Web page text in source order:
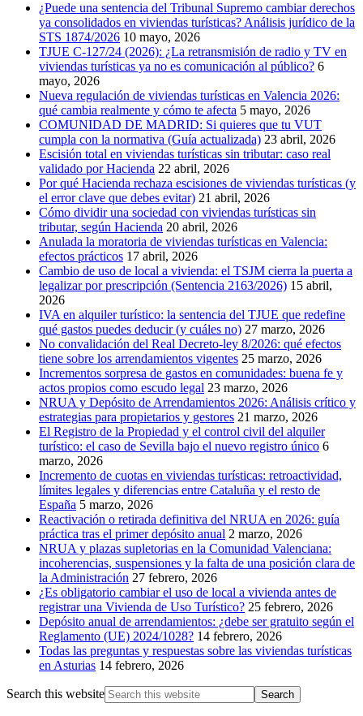
¿Puede una sentencia del Tribunal Supremo cambiar derechos
ya consolidados en viviendas turísticas? Análisis jurídico de la
STS 1874/2026 10 mayo, 2026
TJUE C-127/24 (2026): ¿La retransmisión de radio y TV en
viviendas turísticas ya no es comunicación al público? 6
mayo, 2026
Nueva regulación de viviendas turísticas en Valencia 2026:
qué cambia realmente y cómo te afecta 5 mayo, 2026
COMUNIDAD DE MADRID: Si quieres que tu VUT
cumpla con la normativa (Guía actualizada) 23 abril, 2026
Escisión total en viviendas turísticas sin tributar: caso real
validado por Hacienda 22 abril, 2026
Por qué Hacienda rechaza escisiones de viviendas turísticas (y
el error clave que debes evitar) 21 abril, 2026
Cómo dividir una sociedad con viviendas turísticas sin
tributar, según Hacienda 20 abril, 2026
Anulada la moratoria de viviendas turísticas en Valencia:
efectos prácticos 17 abril, 2026
Cambio de uso de local a vivienda: el TSJM cierra la puerta a
legalizar por prescripción (Sentencia 2163/2026) 15 abril,
2026
IVA en alquiler turístico: la sentencia del TJUE que redefine
qué gastos puedes deducir (y cuáles no) 27 marzo, 2026
No convalidación del Real Decreto-ley 8/2026: qué efectos
tiene sobre los arrendamientos vigentes 25 marzo, 2026
Incrementos sorpresa de gastos en comunidades: buena fe y
actos propios como escudo legal 23 marzo, 2026
NRUA y Depósito de Arrendamientos 2026: Análisis crítico y
estrategias para propietarios y gestores 21 marzo, 2026
El Registro de la Propiedad y el control civil del alquiler
turístico: el caso de Sevilla bajo el nuevo registro único 6
marzo, 2026
Incremento de cuotas en viviendas turísticas: retroactividad,
límites legales y diferencias entre Cataluña y el resto de
España 5 marzo, 2026
Reactivación o retirada definitiva del NRUA en 2026: guía
práctica tras el primer depósito anual 2 marzo, 2026
NRUA y plazas supletorias en la Comunidad Valenciana:
incoherencias, suspensiones y la falta de una posición clara de
la Administración 27 febrero, 2026
¿Es obligatorio cambiar el uso de local a vivienda antes de
registrar una Vivienda de Uso Turístico? 25 febrero, 2026
Depósito anual de arrendamientos: ¿debe ser gratuito según el
Reglamento (UE) 2024/1028? 14 febrero, 2026
Todas las preguntas y respuestas sobre las viviendas turísticas
en Asturias 14 febrero, 2026
Search this website